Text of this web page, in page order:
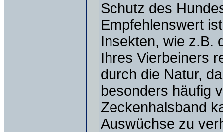
Schutz des
Empfehlenswert
Insekten, wie z.B.
Ihres Vierbeiners
durch die Natur,
besonders häufig
Zeckenhalsband
Auswüchse zu